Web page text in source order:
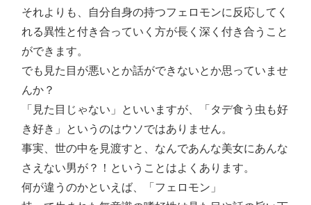
それよりも、自分自身の持つフェロモンに反応してく
れる異性と付き合っていく方が長く深く付き合うこと
ができます。
でも見た目が悪いとか話ができないとか思っていませ
んか？
「見た目じゃない」といいますが、「タデ食う虫も好
き好き」というのはウソではありません。
事実、世の中を見渡すと、なんであんな美女にあんな
さえない男が？！ということはよくあります。
何が違うのかといえば、「フェロモン」